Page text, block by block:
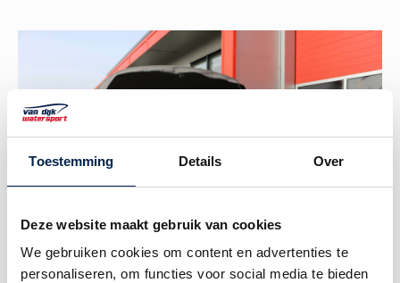
Toestemming Details Over
Deze website maakt gebruik van cookies
We gebruiken cookies om content en advertenties te
personaliseren, om functies voor social media te bieden